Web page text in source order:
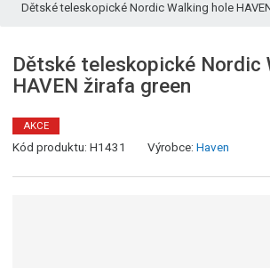
a
n
t
r
n
a
Dětské teleskopické Nordic Walking hole
Dětské teleskopické Nordic
HAVEN žirafa green
AKCE
Kód produktu:H1431 Výrobce:Haven